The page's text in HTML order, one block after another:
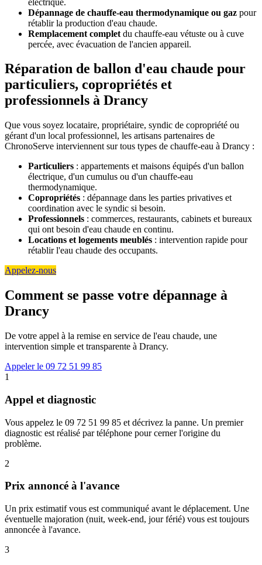
Dépannage de chauffe-eau thermodynamique ou gaz pour
rétablir la production d'eau chaude.
Remplacement complet du chauffe-eau vétuste ou à cuve
percée, avec évacuation de l'ancien appareil.
Réparation de ballon d'eau chaude pour
particuliers, copropriétés et
professionnels à Drancy
Que vous soyez locataire, propriétaire, syndic de copropriété ou
gérant d'un local professionnel, les artisans partenaires de
ChronoServe interviennent sur tous types de chauffe-eau à Drancy :
Particuliers : appartements et maisons équipés d'un ballon
électrique, d'un cumulus ou d'un chauffe-eau
thermodynamique.
Copropriétés : dépannage dans les parties privatives et
coordination avec le syndic si besoin.
Professionnels : commerces, restaurants, cabinets et bureaux
qui ont besoin d'eau chaude en continu.
Locations et logements meublés : intervention rapide pour
rétablir l'eau chaude des occupants.
Appelez-nous
Comment se passe votre dépannage à
Drancy
De votre appel à la remise en service de l'eau chaude, une
intervention simple et transparente à Drancy.
Appeler le 09 72 51 99 85
1
Appel et diagnostic
Vous appelez le 09 72 51 99 85 et décrivez la panne. Un premier
diagnostic est réalisé par téléphone pour cerner l'origine du
problème.
2
Prix annoncé à l'avance
Un prix estimatif vous est communiqué avant le déplacement. Une
éventuelle majoration (nuit, week-end, jour férié) vous est toujours
annoncée à l'avance.
3